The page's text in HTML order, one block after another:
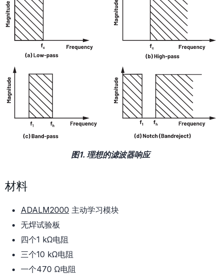
图1. 理想的滤波器响应
材料
ADALM2000 主动学习模块
无焊试验板
四个1 kΩ电阻
三个10 kΩ电阻
一个470 Ω电阻